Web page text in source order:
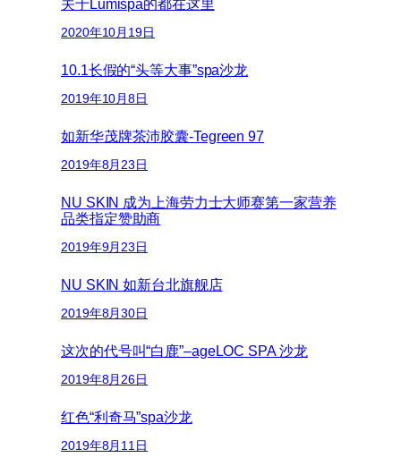
关于Lumispa的都在这里
2020年10月19日
10.1长假的“头等大事”spa沙龙
2019年10月8日
如新华茂牌茶沛胶囊-Tegreen 97
2019年8月23日
NU SKIN 成为上海劳力士大师赛第一家营养
品类指定赞助商
2019年9月23日
NU SKIN 如新台北旗舰店
2019年8月30日
这次的代号叫“白鹿”–ageLOC SPA 沙龙
2019年8月26日
红色“利奇马”spa沙龙
2019年8月11日